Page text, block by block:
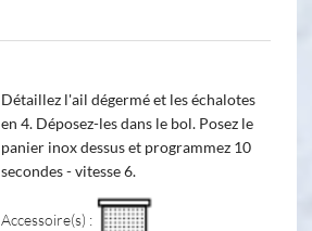
Détaillez l'ail dégermé et les échalotes
en 4. Déposez-les dans le bol. Posez le
panier inox dessus et programmez 10
secondes - vitesse 6.
Accessoire(s) :